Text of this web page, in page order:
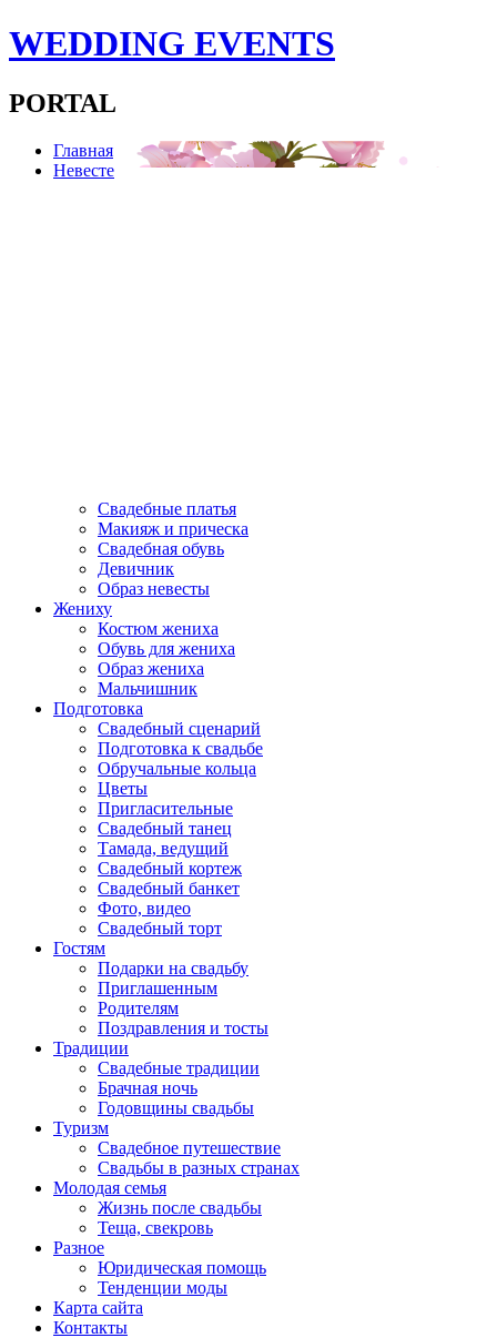
WEDDING EVENTS
PORTAL
Главная
Невесте
Свадебные платья
Макияж и прическа
Свадебная обувь
Девичник
Образ невесты
Жениху
Костюм жениха
Обувь для жениха
Образ жениха
Мальчишник
Подготовка
Свадебный сценарий
Подготовка к свадьбе
Обручальные кольца
Цветы
Пригласительные
Свадебный танец
Тамада, ведущий
Свадебный кортеж
Свадебный банкет
Фото, видео
Свадебный торт
Гостям
Подарки на свадьбу
Приглашенным
Родителям
Поздравления и тосты
Традиции
Свадебные традиции
Брачная ночь
Годовщины свадьбы
Туризм
Свадебное путешествие
Свадьбы в разных странах
Молодая семья
Жизнь после свадьбы
Теща, свекровь
Разное
Юридическая помощь
Тенденции моды
Карта сайта
Контакты